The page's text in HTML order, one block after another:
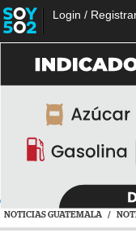
Login /
NOTICIAS GUATEMALA /